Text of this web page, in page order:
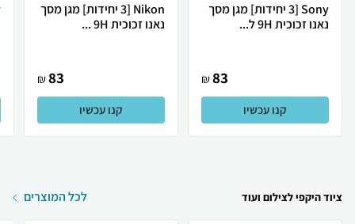
Sony [3 יחידות] מגן מסך
נאנו זכוכית 9H ל...
83
₪
קנו עכשיו
Nikon [3 יחידות] מגן מסך
נאנו זכוכית 9H ...
83
₪
קנו עכשיו
ציוד היקפי לצילום ועוד לכל המוצרים